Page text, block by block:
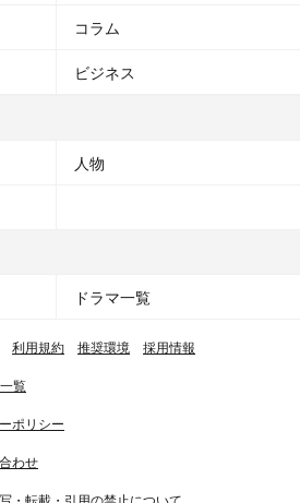
コラム
ビジネス
人物
ドラマ一覧
利用規約 推奨環境 採用情報
覧
ポリシー
わせ